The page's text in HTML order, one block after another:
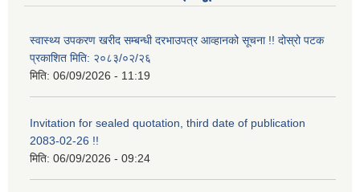
स्वास्थ्य उपकरण खरीद सम्बन्धी दरभाउपत्र आव्हानको सूचना !! दोस्रो पटक
प्रकाशित मिति: २०८३/०२/२६
मिति: 06/09/2026 - 11:19
Invitation for sealed quotation, third date of publication
2083-02-26 !!
मिति: 06/09/2026 - 09:24